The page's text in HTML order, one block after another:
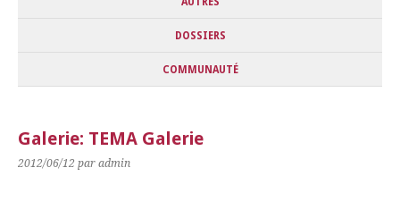
DOSSIERS
COMMUNAUTÉ
Galerie: TEMA Galerie
2012/06/12 par admin